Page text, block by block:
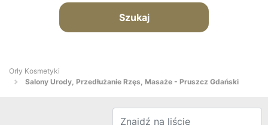
Szukaj
Orły Kosmetyki
Salony Urody, Przedłużanie Rzęs, Masaże - Pruszcz Gdański